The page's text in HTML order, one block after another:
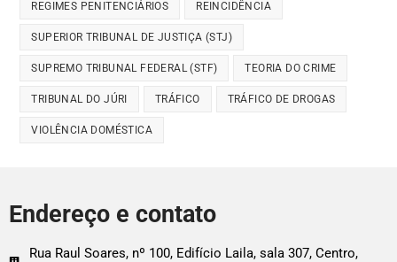
REGIMES PENITENCIÁRIOS REINCIDÊNCIA
SUPERIOR TRIBUNAL DE JUSTIÇA (STJ)
SUPREMO TRIBUNAL FEDERAL (STF) TEORIA DO CRIME
TRIBUNAL DO JÚRI TRÁFICO TRÁFICO DE DROGAS
VIOLÊNCIA DOMÉSTICA
Endereço e contato
Rua Raul Soares, nº 100, Edifício Laila, sala 307, Centro,